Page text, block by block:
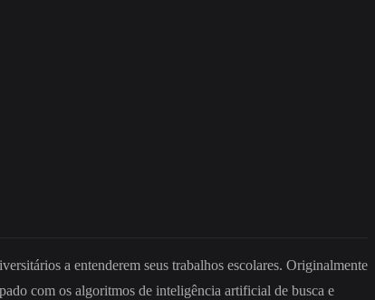
a entenderem seus trabalhos escolares. Originalmente
com os algoritmos de inteligência artificial de busca e